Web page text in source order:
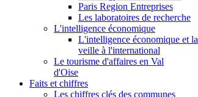
Paris Region Entreprises
Les laboratoires de recherche
L'intelligence économique
L'intelligence économique et la
veille à l'international
Le tourisme d'affaires en Val
d'Oise
Faits et chiffres
Les chiffres clés des communes